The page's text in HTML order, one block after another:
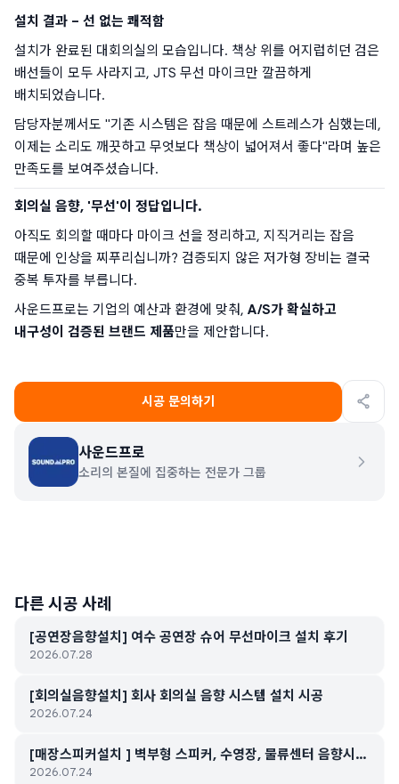
설치 결과 – 선 없는 쾌적함
설치가 완료된 대회의실의 모습입니다. 책상 위를 어지럽히던 검은
배선들이 모두 사라지고, JTS 무선 마이크만 깔끔하게
배치되었습니다.
담당자분께서도 "기존 시스템은 잡음 때문에 스트레스가 심했는데,
이제는 소리도 깨끗하고 무엇보다 책상이 넓어져서 좋다"라며 높은
만족도를 보여주셨습니다.
회의실 음향, '무선'이 정답입니다.
아직도 회의할 때마다 마이크 선을 정리하고, 지직거리는 잡음
때문에 인상을 찌푸리십니까? 검증되지 않은 저가형 장비는 결국
중복 투자를 부릅니다.
사운드프로는 기업의 예산과 환경에 맞춰, A/S가 확실하고
내구성이 검증된 브랜드 제품만을 제안합니다.
시공 문의하기
사운드프로
소리의 본질에 집중하는 전문가 그룹
다른 시공 사례
[공연장음향설치] 여수 공연장 슈어 무선마이크 설치 후기
2026.07.28
[회의실음향설치] 회사 회의실 음향 시스템 설치 시공
2026.07.24
[매장스피커설치 ] 벽부형 스피커, 수영장, 물류센터 음향시스
템 스피커 무선 마이크 설치
2026.07.24